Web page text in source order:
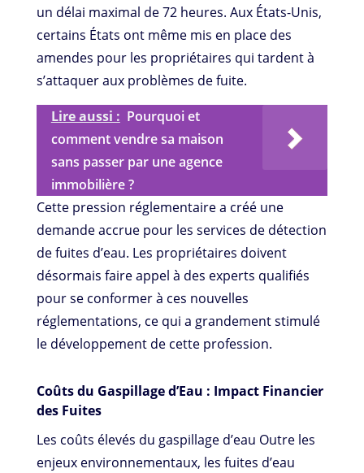
un délai maximal de 72 heures. Aux États-Unis,
certains États ont même mis en place des
amendes pour les propriétaires qui tardent à
s’attaquer aux problèmes de fuite.
Lire aussi : Pourquoi et
comment vendre sa maison
sans passer par une agence
immobilière ?
Cette pression réglementaire a créé une
demande accrue pour les services de détection
de fuites d’eau. Les propriétaires doivent
désormais faire appel à des experts qualifiés
pour se conformer à ces nouvelles
réglementations, ce qui a grandement stimulé
le développement de cette profession.
Coûts du Gaspillage d’Eau : Impact Financier
des Fuites
Les coûts élevés du gaspillage d’eau Outre les
enjeux environnementaux, les fuites d’eau